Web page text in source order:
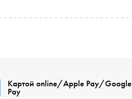
Картой online/Apple Pay/Google
Pay